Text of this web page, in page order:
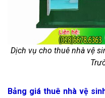
Dịch vụ cho thuê nhà vệ
Bảng giá thuê nhà vệ